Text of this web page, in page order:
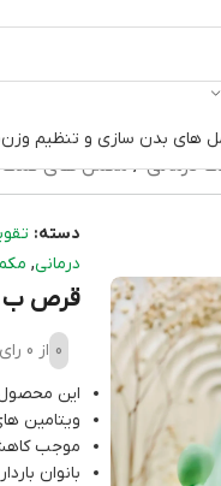
های بدن سازی و تنظیم وزن
درمانی مکمل های کمک
دسته:
درمانی,
قرص ب
0 از 0 رای
این
ویتامین
موجب
بانوان